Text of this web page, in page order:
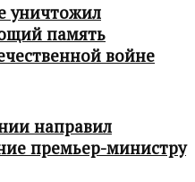
уничтожил
память
войне
направил
премьер-министру